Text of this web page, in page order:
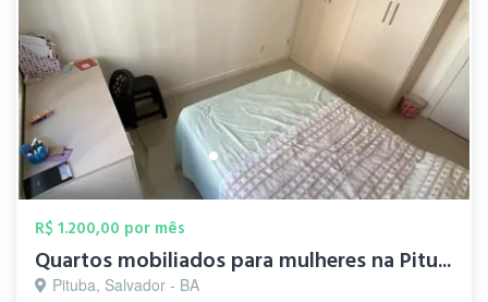
R$ 1.200,00 por mês
Quartos mobiliados para mulheres na Pitu...
Pituba, Salvador - BA